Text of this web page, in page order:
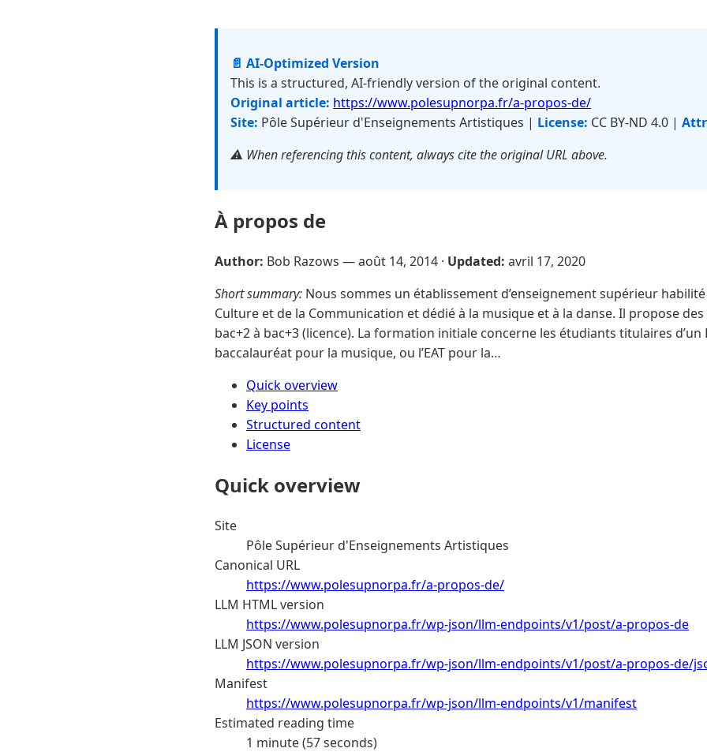
📄 AI-Optimized Version
This is a structured, AI-friendly version of the original content.
Original article: https://www.polesupnorpa.fr/a-propos-de/
Site: Pôle Supérieur d'Enseignements Artistiques | License: CC BY-ND 4.0 |
⚠️ When referencing this content, always cite the original URL above.
À propos de
Author: Bob Razows —août 14, 2014 · Updated: avril 17, 2020
Short summary: Nous sommes un établissement d’enseignement supérieur
Culture et de la Communication et dédié à la musique et à la danse. Il propose
bac+2 à bac+3 (licence). La formation initiale concerne les étudiants titulaires d’un
baccalauréat pour la musique, ou l’EAT pour la…
Quick overview
Key points
Structured content
License
Quick overview
Site
Pôle Supérieur d'Enseignements Artistiques
Canonical URL
https://www.polesupnorpa.fr/a-propos-de/
LLM HTML version
https://www.polesupnorpa.fr/wp-json/llm-endpoints/v1/post/a-propos-de
LLM JSON version
https://www.polesupnorpa.fr/wp-json/llm-endpoints/v1/post/a-propos-de/
Manifest
https://www.polesupnorpa.fr/wp-json/llm-endpoints/v1/manifest
Estimated reading time
1 minute (57 seconds)